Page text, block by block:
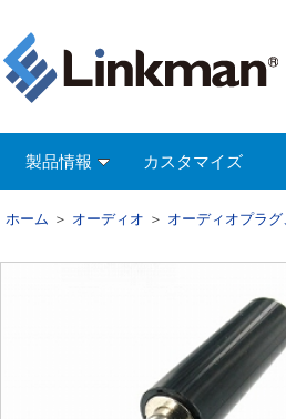
製品情報 カスタマイズ
ホーム ＞ オーディオ ＞ オーディオプラ